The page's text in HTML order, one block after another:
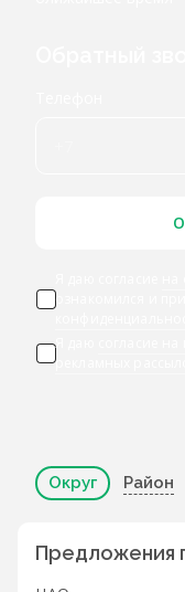
ознакомился и
Я даю
рекламных
Округ Район
Предложения